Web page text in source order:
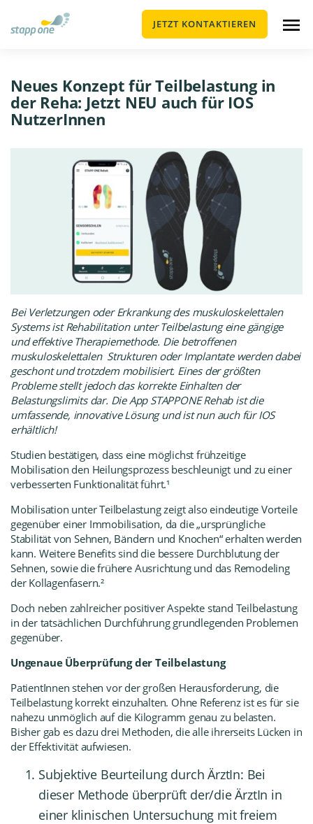
JETZT KONTAKTIEREN
Neues Konzept für Teilbelastung in
der Reha: Jetzt NEU auch für IOS
NutzerInnen
Bei Verletzungen oder Erkrankung des muskuloskelettalen
Systems ist Rehabilitation unter Teilbelastung eine gängige
und effektive Therapiemethode. Die betroffenen
muskuloskelettalen Strukturen oder Implantate werden dabei
geschont und trotzdem mobilisiert. Eines der größten
Probleme stellt jedoch das korrekte Einhalten der
Belastungslimits dar. Die App STAPPONE Rehabist die
umfassende, innovative Lösung und ist nun auch für IOS
erhältlich!
Studien bestätigen, dass eine möglichst frühzeitige
Mobilisation den Heilungsprozess beschleunigt und zu einer
verbesserten Funktionalität führt.¹
Mobilisation unter Teilbelastung zeigt also eindeutige Vorteile
gegenüber einer Immobilisation, da die „ursprüngliche
Stabilität von Sehnen, Bändern und Knochen“ erhalten werden
kann. Weitere Benefits sind die bessere Durchblutung der
Sehnen, sowie die frühere Ausrichtung und das Remodeling
der Kollagenfasern.²
Doch neben zahlreicher positiver Aspekte stand Teilbelastung
in der tatsächlichen Durchführung grundlegenden Problemen
gegenüber.
Ungenaue Überprüfung der Teilbelastung
PatientInnen stehen vor der großen Herausforderung, die
Teilbelastung korrekt einzuhalten. Ohne Referenz ist es für sie
nahezu unmöglich auf die Kilogramm genau zu belasten.
Bisher gab es dazu drei Methoden, die alle ihrerseits Lücken in
der Effektivität aufwiesen.
Subjektive Beurteilung durch ÄrztIn: Bei
dieser Methode überprüft der/die ÄrztIn in
einer klinischen Untersuchung mit freiem